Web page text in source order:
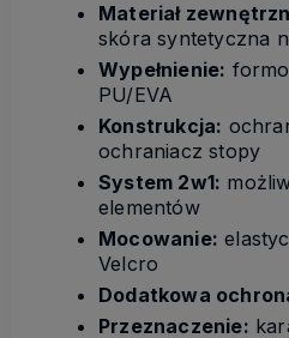
Materiał
skóra syntetyczna
Wypełnienie:
PU/EVA
Konstrukcja:
ochraniacz stopy
System 2w1:
elementów
Mocowanie:
Velcro
Dodatkowa
Przeznaczenie: